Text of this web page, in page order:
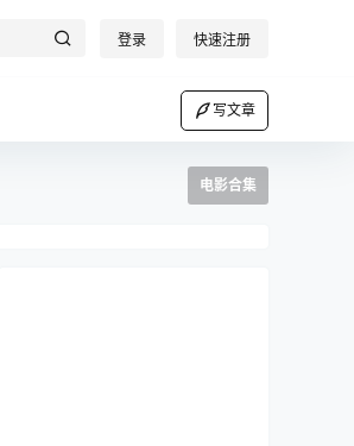
登录 快速注册
写文章
电影合集